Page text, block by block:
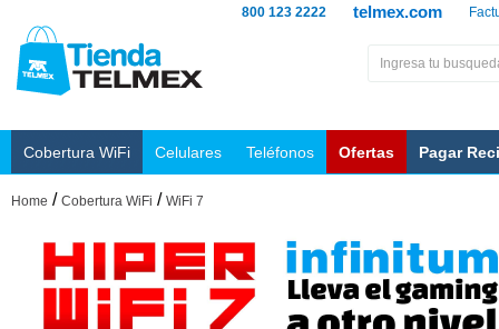
telmex.com
800 123 2222
Cobertura WiFi Celulares Teléfonos Ofertas Pagar
Home / Cobertura WiFi / WiFi 7